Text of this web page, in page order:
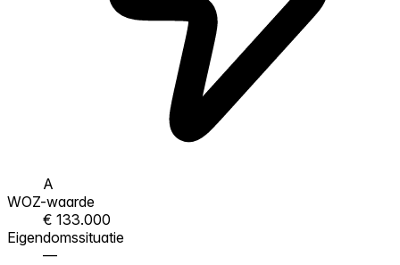
A
WOZ-waarde
€ 133.000
Eigendomssituatie
—